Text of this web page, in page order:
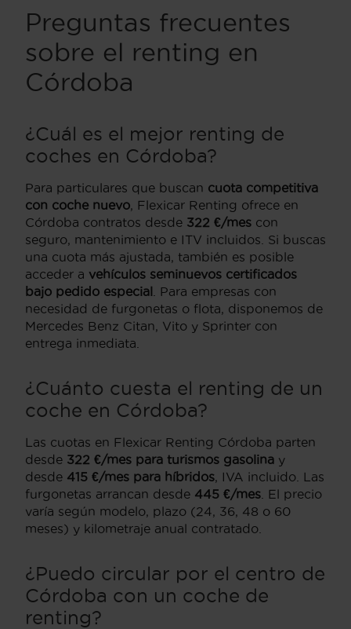
Preguntas frecuentes
sobre el renting en
Córdoba
¿Cuál es el mejor renting de
coches en Córdoba?
Para particulares que buscan cuota competitiva
con coche nuevo, Flexicar Renting ofrece en
Córdoba contratos desde 322 €/mes con
seguro, mantenimiento e ITV incluidos. Si buscas
una cuota más ajustada, también es posible
acceder a vehículos seminuevos certificados
bajo pedido especial . Para empresas con
necesidad de furgonetas o flota, disponemos de
Mercedes Benz Citan, Vito y Sprinter con
entrega inmediata.
¿Cuánto cuesta el renting de un
coche en Córdoba?
Las cuotas en Flexicar Renting Córdoba parten
desde 322 €/mes para turismos gasolina y
desde 415 €/mes para híbridos, IVA incluido. Las
furgonetas arrancan desde 445 €/mes . El precio
varía según modelo, plazo (24, 36, 48 o 60
meses) y kilometraje anual contratado.
¿Puedo circular por el centro de
Córdoba con un coche de
renting?